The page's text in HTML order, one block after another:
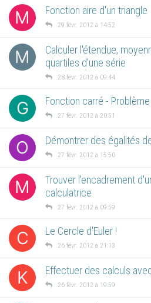
M Fonction aire d'un triangle
29 févr. 2012 à 14:52
M
Calculer l'étendue,
quartiles d'une série
28 févr. 2012 à 09:44
G Fonction carré -
27 févr. 2012 à 20:51
O Démontrer des égalités
27 févr. 2012 à 15:50
M
Trouver l'encadrement
calculatrice
27 févr. 2012 à 09:59
C Le Cercle d'Euler !
26 févr. 2012 à 21:13
K Effectuer des calculs
26 févr. 2012 à 19:59